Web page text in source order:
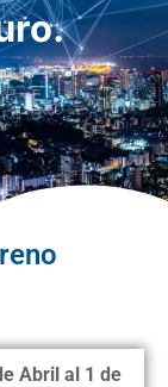
Abril al 1 de